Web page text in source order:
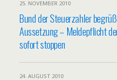
25. NOVEMBER 2010
Bund der Steuerzahler
Aussetzung – Meldepflicht
sofort stoppen
24. AUGUST 2010